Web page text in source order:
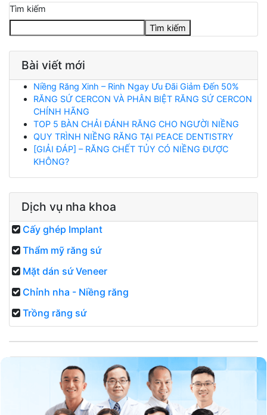
Tìm kiếm
Tìm kiếm
Bài viết mới
Niềng Răng Xinh – Rinh Ngay Ưu Đãi Giảm Đến 50%
RĂNG SỨ CERCON VÀ PHÂN BIỆT RĂNG SỨ CERCON
CHÍNH HÃNG
TOP 5 BÀN CHẢI ĐÁNH RĂNG CHO NGƯỜI NIỀNG
QUY TRÌNH NIỀNG RĂNG TẠI PEACE DENTISTRY
[GIẢI ĐÁP] – RĂNG CHẾT TỦY CÓ NIỀNG ĐƯỢC
KHÔNG?
Dịch vụ nha khoa
Cấy ghép Implant
Thẩm mỹ răng sứ
Mặt dán sứ Veneer
Chỉnh nha - Niềng răng
Trồng răng sứ